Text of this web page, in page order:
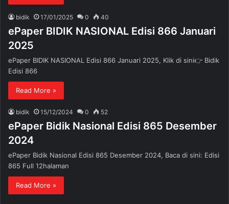
bidik 17/01/2025 0 40
ePaper BIDIK NASIONAL Edisi 866 Januari
2025
ePaper BIDIK NASIONAL Edisi 866 Januari 2025, Klik di sini👉 Bidik
Edisi 866
Read More »
bidik 15/12/2024 0 52
ePaper Bidik Nasional Edisi 865 Desember
2024
ePaper Bidik Nasional Edisi 865 Desember 2024, Baca di sini: Edisi
865 Full 12halaman
Read More »